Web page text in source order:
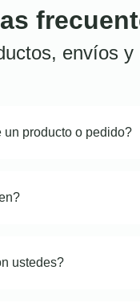
envíos y
producto o pedido?
ustedes?